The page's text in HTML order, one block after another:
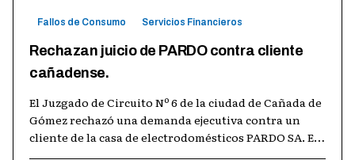
Fallos de Consumo Servicios Financieros
Rechazan juicio de PARDO contra cliente
cañadense.
El Juzgado de Circuito Nº 6 de la ciudad de Cañada de
Gómez rechazó una demanda ejecutiva contra un
cliente de la casa de electrodomésticos PARDO SA. El